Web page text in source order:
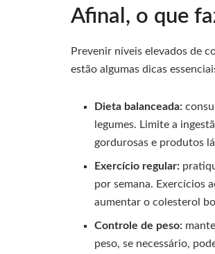
Afinal, o que
Prevenir níveis elevados de
estão algumas dicas
Dieta balanceada:
legumes. Limite a
gordurosas e produtos
Exercício regular:
por semana. Exercícios
aumentar o colesterol
Controle de peso:
peso, se necessário,